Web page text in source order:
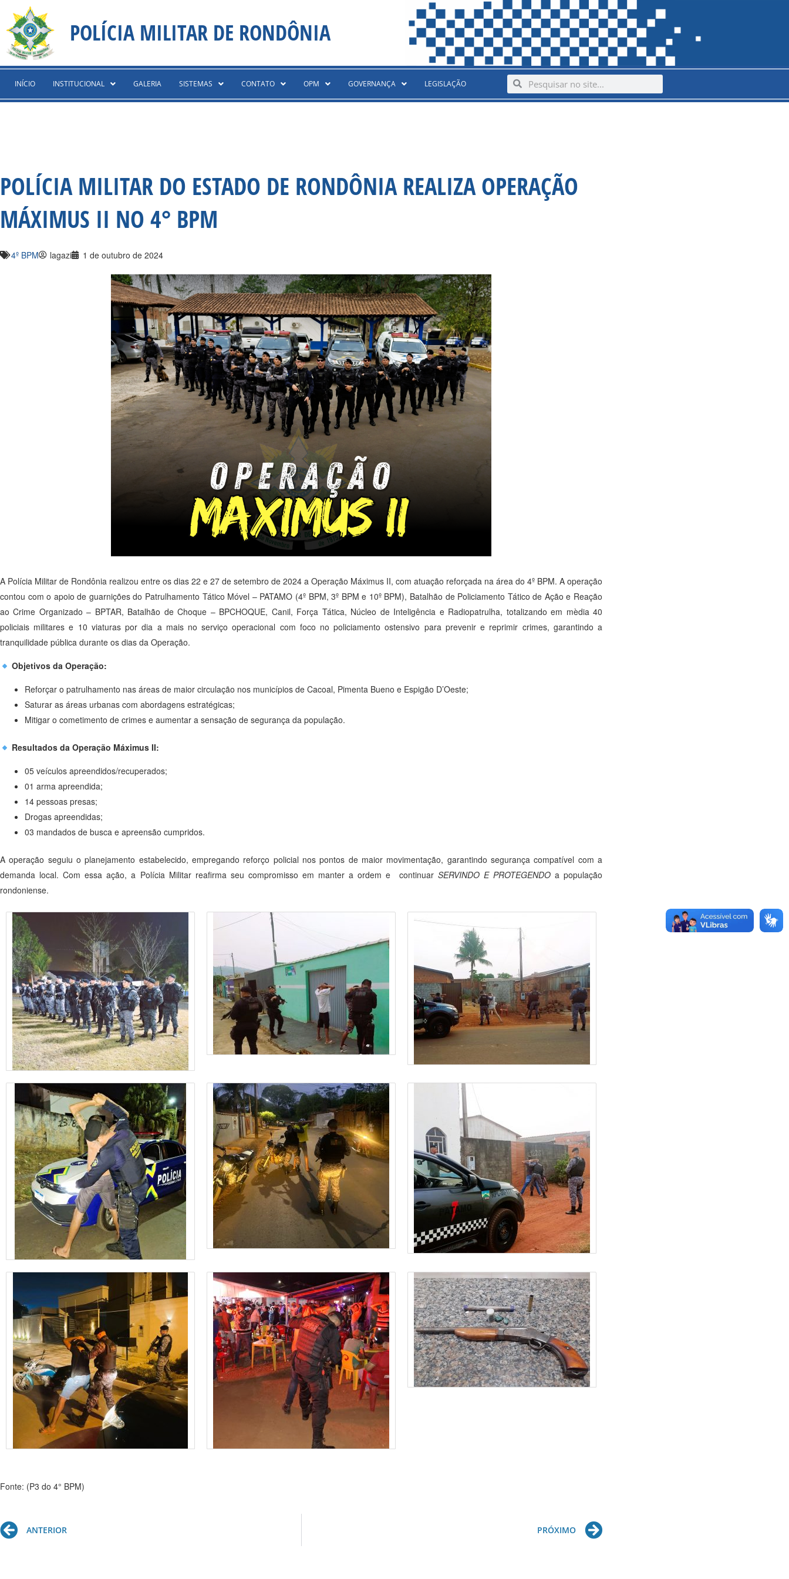
content
para
conteúdo
POLÍCIA MILITAR DE RONDÔNIA
INÍCIO INSTITUCIONAL GALERIA SISTEMAS CONTATO OPM GOVERNANÇA LEGISLAÇÃO SearchSearch
POLÍCIA MILITAR DO ESTADO DE RONDÔNIA REALIZA OPERAÇÃO
MÁXIMUS II NO 4° BPM
4º BPM lagazi 1 de outubro de 2024
A Polícia Militar de Rondônia realizou entre os dias 22 e 27 de setembro de 2024 a Operação Máximus II, com atuação reforçada na área do 4º BPM. A operação
contou com o apoio de guarnições do Patrulhamento Tático Móvel – PATAMO (4º BPM, 3º BPM e 10º BPM), Batalhão de Policiamento Tático de Ação e Reação
ao Crime Organizado – BPTAR, Batalhão de Choque – BPCHOQUE, Canil, Força Tática, Núcleo de Inteligência e Radiopatrulha, totalizando em mèdia 40
policiais militares e 10 viaturas por dia a mais no serviço operacional com foco no policiamento ostensivo para prevenir e reprimir crimes, garantindo a
tranquilidade pública durante os dias da Operação.
Objetivos da Operação:
Reforçar o patrulhamento nas áreas de maior circulação nos municípios de Cacoal, Pimenta Bueno e Espigão D’Oeste;
Saturar as áreas urbanas com abordagens estratégicas;
Mitigar o cometimento de crimes e aumentar a sensação de segurança da população.
Resultados da Operação Máximus II:
05 veículos apreendidos/recuperados;
01 arma apreendida;
14 pessoas presas;
Drogas apreendidas;
03 mandados de busca e apreensão cumpridos.
A operação seguiu o planejamento estabelecido, empregando reforço policial nos pontos de maior movimentação, garantindo segurança compatível com a
demanda local. Com essa ação, a Polícia Militar reafirma seu compromisso em manter a ordem e continuar SERVINDO E PROTEGENDO a população
rondoniense.
Fonte: (P3 do 4° BPM)
Prev
ANTERIOR PRÓXIMO Next